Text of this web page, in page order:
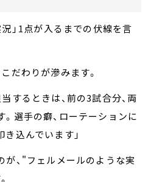
」――1点が入るまでの伏線を言
だわりが滲みます。
するときは、前の3試合分、両
選手の癖、ローテーションに
込んでいます」
が、"フェルメールのような実